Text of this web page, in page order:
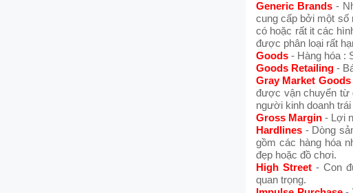
Generic Brands-
cung cấp bởi một số
có hoặc rất it các
được phân loại rất
Goods - Hàng hóa :
Goods Retailing -
Gray Market Goods
được vận chuyển từ
người kinh doanh trái
Gross Margin - Lợi
Hardlines - Dòng
gồm các hàng hóa
đẹp hoặc đồ chơi.
High Street- Con
quan trọng.